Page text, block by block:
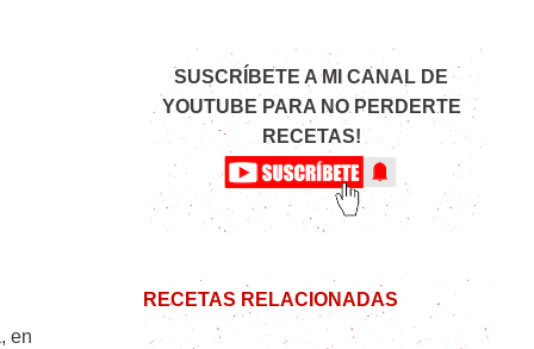
en
SUSCRÍBETE A MI CANAL DE
YOUTUBE PARA NO PERDERTE
RECETAS!
RECETAS RELACIONADAS